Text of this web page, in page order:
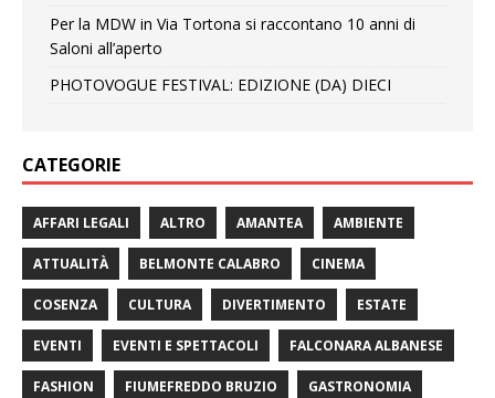
Per la MDW in Via Tortona si raccontano 10 anni di
Saloni all’aperto
PHOTOVOGUE FESTIVAL: EDIZIONE (DA) DIECI
CATEGORIE
AFFARI LEGALI ALTRO AMANTEA AMBIENTE
ATTUALITÀ BELMONTE CALABRO CINEMA
COSENZA CULTURA DIVERTIMENTO ESTATE
EVENTI EVENTI E SPETTACOLI FALCONARA ALBANESE
FASHION FIUMEFREDDO BRUZIO GASTRONOMIA